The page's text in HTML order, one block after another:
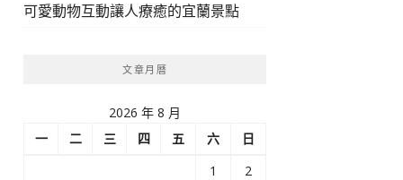
可愛動物互動讓人療癒的宜蘭景點
文章月曆
2026 年 8 月
一
二 三 四 五 六
日
1
2